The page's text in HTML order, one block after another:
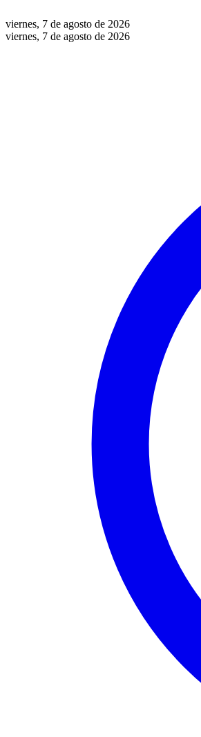
viernes, 7 de agosto de 2026
viernes, 7 de agosto de 2026